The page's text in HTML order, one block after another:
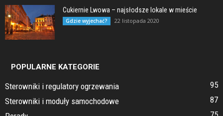
Cukiernie Lwowa – najsłodsze lokale w mieście
Gdzie wyjechać? 22 listopada 2020
POPULARNE KATEGORIE
Sterowniki i regulatory ogrzewania
95
Sterowniki i moduły samochodowe
87